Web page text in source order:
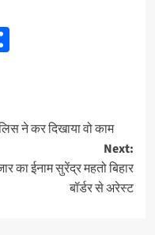
Share
ने कर दिखाया वो काम
Next:
का ईनाम सुरेंद्र महतो बिहार
बॉर्डर से अरेस्ट